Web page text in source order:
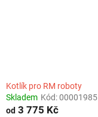
Kotlík pro RM roboty
Skladem Kód:00001985
od 3 775 Kč